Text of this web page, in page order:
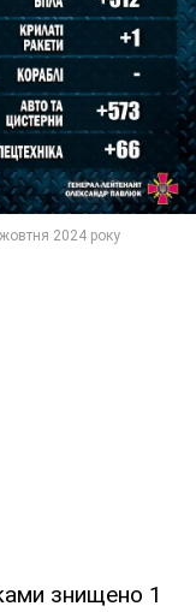
знищено 1